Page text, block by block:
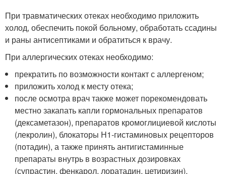
При травматических отеках необходимо приложить
холод, обеспечить покой больному, обработать ссадины
и раны антисептиками и обратиться к врачу.
При аллергических отеках необходимо:
прекратить по возможности контакт с аллергеном;
приложить холод к месту отека;
после осмотра врач также может порекомендовать
местно закапать капли гормональных препаратов
(дексаметазон), препаратов кромоглициевой кислоты
(лекролин), блокаторы Н1-гистаминовых рецепторов
(потадин), а также принять антигистаминные
препараты внутрь в возрастных дозировках
(супрастин, фенкарол, лоратадин, цетиризин).